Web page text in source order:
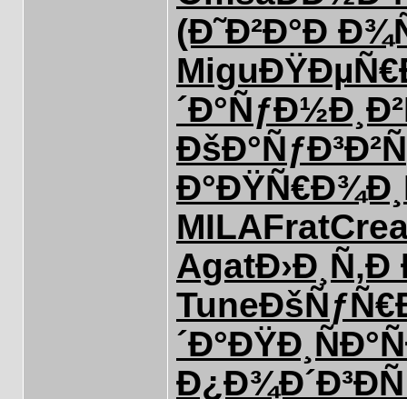
(Ð˜Ð²Ð°Ð
Migu
´Ð°ÑƒÐ½Ð¸Ð²
ÐšÐ°ÑƒÐ³
Ð°ÐŸÑ€Ð¾Ð¸
MILAFrat
AgatÐ›Ð¸Ñ‚Ð
Tune
´Ð°ÐŸÐ¸ÑÐ°
Ð¿Ð¾Ð´Ð³